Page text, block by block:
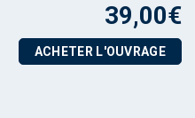
39,00€
ACHETER L'OUVRAGE